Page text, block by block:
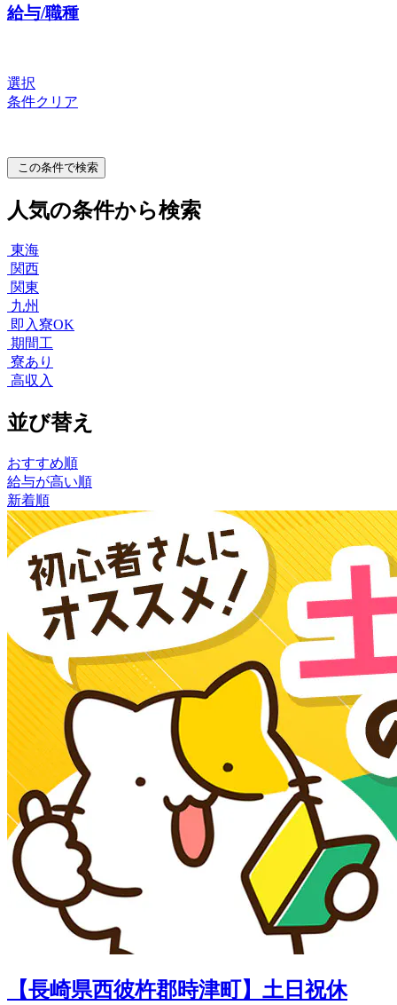
給与/職種
選択
条件クリア
この条件で検索
人気の条件から検索
東海
関西
関東
九州
即入寮OK
期間工
寮あり
高収入
並び替え
おすすめ順
給与が高い順
新着順
【長崎県西彼杵郡時津町】土日祝休